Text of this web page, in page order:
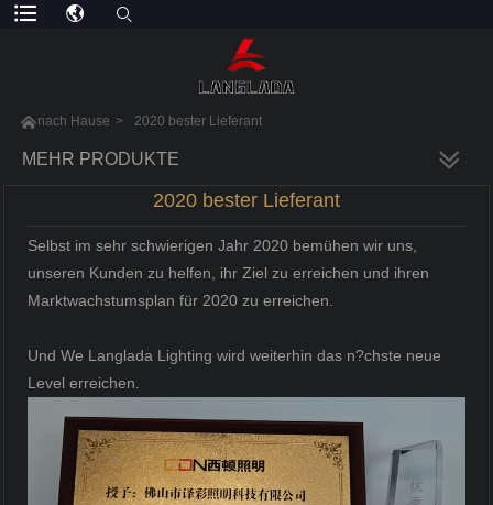
nach Hause > 2020 bester Lieferant
MEHR PRODUKTE
2020 bester Lieferant
Selbst im sehr schwierigen Jahr 2020 bemühen wir uns,
unseren Kunden zu helfen, ihr Ziel zu erreichen und ihren
Marktwachstumsplan für 2020 zu erreichen.
Und We Langlada Lighting wird weiterhin das n?chste neue
Level erreichen.